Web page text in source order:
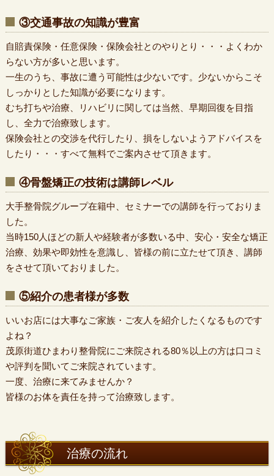
③交通事故の知識が豊富
自賠責保険・任意保険・保険会社とのやりとり・・・よくわか
らない方が多いと思います。
一生のうち、事故に遭う可能性は少ないです。少ないからこそ
しっかりとした知識が必要になります。
むち打ちや治療、リハビリに関しては当然、早期回復を目指
し、全力で治療致します。
保険会社との交渉を代行したり、損をしないようアドバイスを
したり・・・すべて無料でご案内させて頂きます。
④骨盤矯正の技術は講師レベル
大手整骨院グループ在籍中、セミナーでの講師を行っておりま
した。
当時150人ほどの新人や経験者が多数いる中、安心・安全な矯正
治療、効果や即効性を意識し、皆様の前に立たせて頂き、講師
をさせて頂いておりました。
⑤紹介の患者様が多数
いいお店には大事なご家族・ご友人を紹介したくなるものです
よね？
茂原街道ひまわり整骨院にご来院される80％以上の方は口コミ
や評判を聞いてご来院されています。
一度、治療に来てみませんか？
皆様のお体を責任を持って治療致します。
治療の流れ